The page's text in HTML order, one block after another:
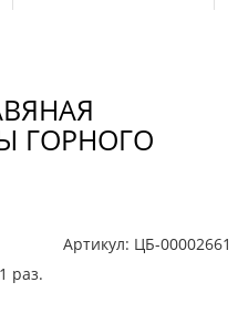
ГОРНОГО
Артикул: ЦБ-00002661
раз.